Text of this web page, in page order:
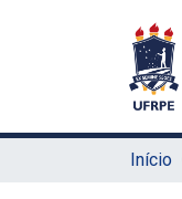
Início